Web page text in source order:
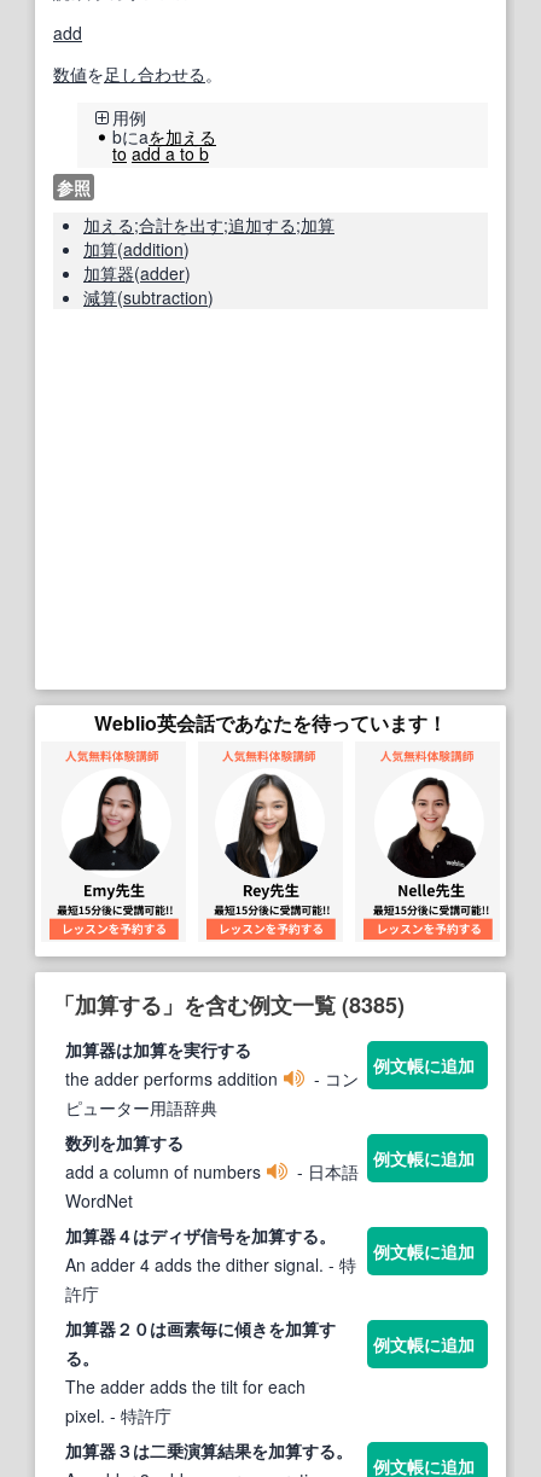
add
数値を足し合わせる 。
用例
bにaを加える
to add a to b
参照
加える;合計を出す;追加する;加算
加算(addition)
加算器(adder)
減算(subtraction)
Weblio英会話であなたを待っています！
「加算する」を含む例文一覧 (8385)
加算器は加算を実行する
the adder performs addition
- コン
ピューター用語辞典
例文帳に追加
数列を加算する
add a column of numbers
- 日本語
WordNet
例文帳に追加
加算器４はディザ信号を加算する。
An adder 4 adds the dither signal. - 特
許庁
例文帳に追加
加算器２０は画素毎に傾きを加算す
る。
The adder adds the tilt for each
pixel. - 特許庁
例文帳に追加
加算器３は二乗演算結果を加算する。
例文帳に追加